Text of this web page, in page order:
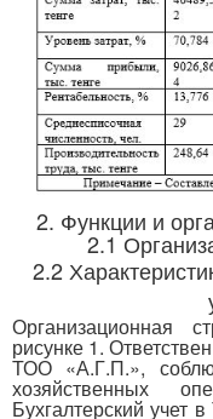
2. Функции и
2.1
2.2
Организационная
рисунке 1.
ТОО «А.Г.П.»,
хозяйственных
Бухгалтерский учет